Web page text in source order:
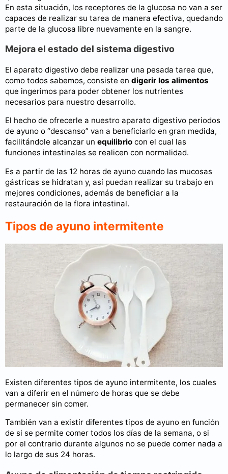
En esta situación, los receptores de la glucosa no van a ser
capaces de realizar su tarea de manera efectiva, quedando
parte de la glucosa libre nuevamente en la sangre.
Mejora el estado del sistema digestivo
El aparato digestivo debe realizar una pesada tarea que,
como todos sabemos, consiste en digerir los alimentos
que ingerimos para poder obtener los nutrientes
necesarios para nuestro desarrollo.
El hecho de ofrecerle a nuestro aparato digestivo periodos
de ayuno o “descanso” van a beneficiarlo en gran medida,
facilitándole alcanzar un equilibrio con el cual las
funciones intestinales se realicen con normalidad.
Es a partir de las 12 horas de ayuno cuando las mucosas
gástricas se hidratan y, así puedan realizar su trabajo en
mejores condiciones, además de beneficiar a la
restauración de la flora intestinal.
Tipos de ayuno intermitente
Existen diferentes tipos de ayuno intermitente, los cuales
van a diferir en el número de horas que se debe
permanecer sin comer.
También van a existir diferentes tipos de ayuno en función
de si se permite comer todos los días de la semana, o si
por el contrario durante algunos no se puede comer nada a
lo largo de sus 24 horas.